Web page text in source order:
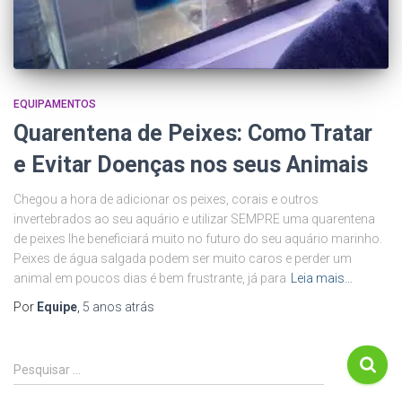
EQUIPAMENTOS
Quarentena de Peixes: Como Tratar
e Evitar Doenças nos seus Animais
Chegou a hora de adicionar os peixes, corais e outros
invertebrados ao seu aquário e utilizar SEMPRE uma quarentena
de peixes lhe beneficiará muito no futuro do seu aquário marinho.
Peixes de água salgada podem ser muito caros e perder um
animal em poucos dias é bem frustrante, já para
Leia mais…
Por Equipe 5 anos atrás
P
e
Pesquisar …